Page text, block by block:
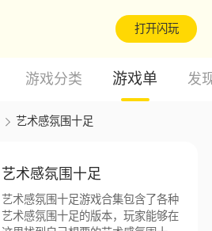
打开闪玩
游戏分类 游戏单 发
艺术感氛围十足
艺术感氛围十足
艺术感氛围十足游戏合集包含了各种
艺术感氛围十足的版本，玩家能够在